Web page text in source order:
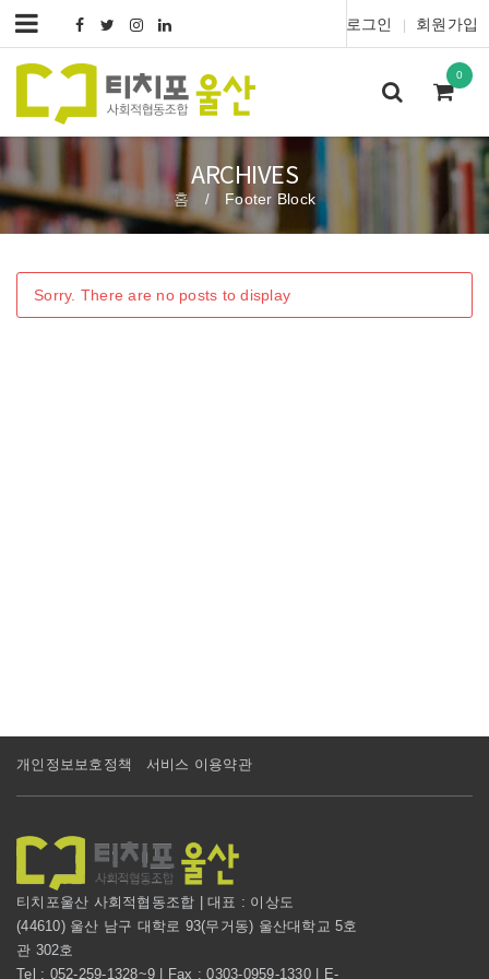
로그인 회원가입
0
ARCHIVES
홈 / Footer Block
Sorry. There are no posts to display
개인정보보호정책 서비스 이용약관
티치포울산 사회적협동조합 | 대표 : 이상도
(44610) 울산 남구 대학로 93(무거동) 울산대학교 5호
관 302호
Tel : 052-259-1328~9 | Fax : 0303-0959-1330 | E-